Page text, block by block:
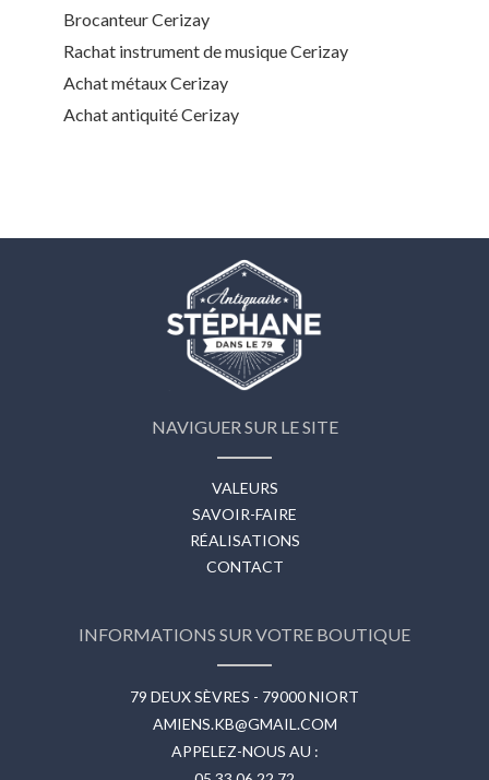
Brocanteur Cerizay
Rachat instrument de musique Cerizay
Achat métaux Cerizay
Achat antiquité Cerizay
NAVIGUER SUR LE SITE
VALEURS
SAVOIR-FAIRE
RÉALISATIONS
CONTACT
INFORMATIONS SUR VOTRE BOUTIQUE
79 DEUX SÈVRES - 79000 NIORT
AMIENS.KB@GMAIL.COM
APPELEZ-NOUS AU :